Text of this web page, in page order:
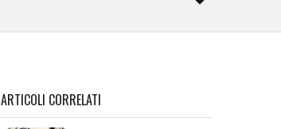
ARTICOLI CORRELATI